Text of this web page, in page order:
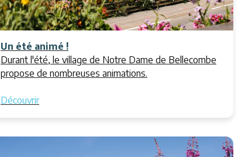
Un été animé !
Durant l'été, le village de Notre Dame de Bellecombe
propose de nombreuses animations.
Découvrir